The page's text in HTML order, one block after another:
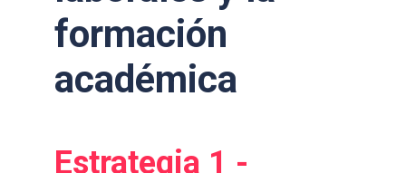
formación
académica
Estrategia 1 -